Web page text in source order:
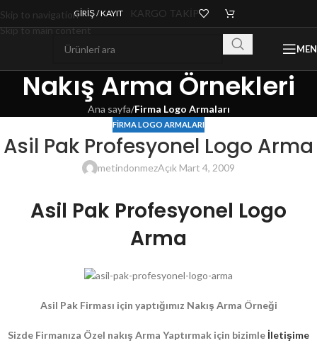
Skip to navigation
Skip to main content
GIRIŞ / KAYIT KARGO TAKİP
Nakış Arma Örnekleri
Ana sayfa/Firma Logo Armaları
FIRMA LOGO ARMALARI
Asil Pak Profesyonel Logo Arma
metindonmezAçık Mart 4, 2009
Asil Pak Profesyonel Logo
Arma
Asil Pak Firması için yaptığımız Nakış Arma Örneği
Sizde Firmanıza Özel nakış Arma Yaptırmak için bizimle İletişime